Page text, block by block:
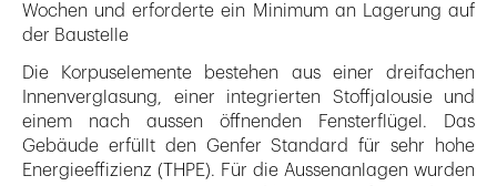
Wochen und erforderte ein Minimum an Lagerung auf
der Baustelle
Die Korpuselemente bestehen aus einer dreifachen
Innenverglasung, einer integrierten Stoffjalousie und
einem nach aussen öffnenden Fensterflügel. Das
Gebäude erfüllt den Genfer Standard für sehr hohe
Energieeffizienz (THPE). Für die Aussenanlagen wurden